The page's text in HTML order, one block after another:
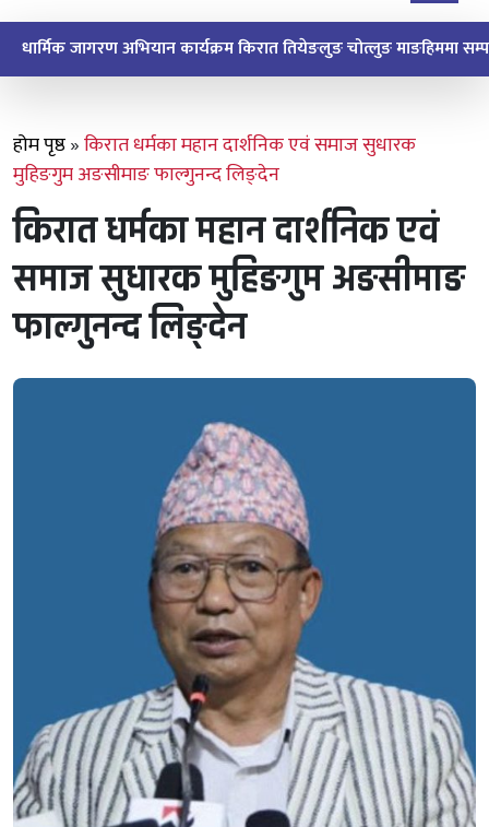
धार्मिक जागरण अभियान किरात माङपोक्लुङ माङहिमबाट सुरु
होम पृष्ठ»किरात धर्मका महान दार्शनिक एवं समाज सुधारक
मुहिङगुम अङसीमाङ फाल्गुनन्द लिङ्देन
किरात धर्मका महान दार्शनिक एवं
समाज सुधारक मुहिङगुम अङसीमाङ
फाल्गुनन्द लिङ्देन